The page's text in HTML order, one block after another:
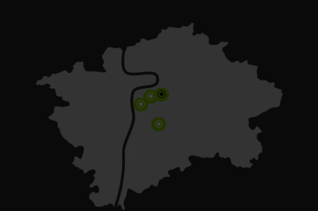
\ \
\
\